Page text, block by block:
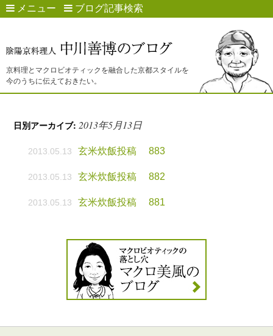
メニュー ブログ記事検索
京料理とマクロビオティックを融合した京都スタイルを
今のうちに伝えておきたい。
日別アーカイブ:2013年5月13日
2013.05.13 玄米炊飯投稿 883
2013.05.13 玄米炊飯投稿 882
2013.05.13 玄米炊飯投稿 881